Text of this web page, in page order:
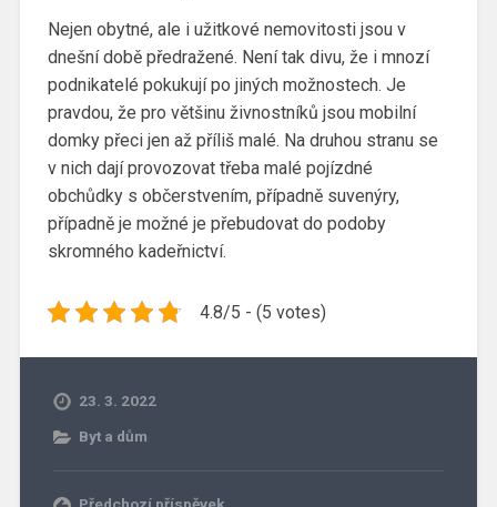
Nejen obytné, ale i užitkové nemovitosti jsou v
dnešní době předražené. Není tak divu, že i mnozí
podnikatelé pokukují po jiných možnostech. Je
pravdou, že pro většinu živnostníků jsou mobilní
domky přeci jen až příliš malé. Na druhou stranu se
v nich dají provozovat třeba malé pojízdné
obchůdky s občerstvením, případně suvenýry,
případně je možné je přebudovat do podoby
skromného kadeřnictví.
4.8/5 - (5 votes)
23. 3. 2022
Byt a dům